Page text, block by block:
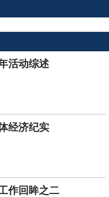
活动综述
经济纪实
作回眸之二